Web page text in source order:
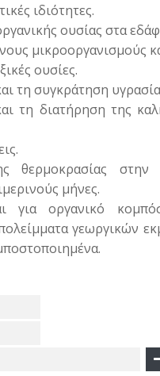
ιδιότητες.
ουσίας στα
μικροοργανισμούς
ουσίες.
τη συγκράτηση
τη διατήρηση της
θερμοκρασίας στην
μήνες.
για οργανικό
γεωργικών